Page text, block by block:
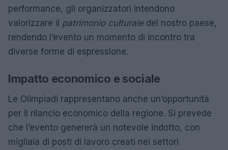
performance, gli organizzatori intendono
valorizzare il patrimonio culturaledel nostro paese,
rendendo l’evento un momento di incontro tra
diverse forme di espressione.
Impatto economico e sociale
Le Olimpiadi rappresentano anche un’opportunità
per il rilancio economico della regione. Si prevede
che l’evento genererà un notevole indotto, con
migliaia di posti di lavoro creati nei settori